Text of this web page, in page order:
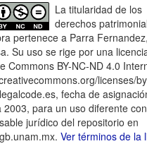
repositorio estás
y condiciones de uso, y te
derechos expresados en
y de cada documento
Repositorio Institucional de la
Nacional Autónoma de
La titularidad de los
derechos
pertenece a Parra
Su uso se rige por una
Commons BY-NC-ND 4.0
licenses/
fecha de
2003, para un uso diferente
jurídico del repositorio en
Ver términos de la